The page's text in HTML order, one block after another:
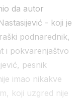
da autor
- koji je
podnarednik,
i pokvarenjaštvo
pesnik
imao nikakve
koji uzgred nije